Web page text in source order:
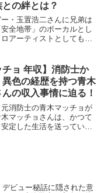
の絆とは？
・玉置浩二さんに兄弟は
全地帯」のボーカルとし
アーティストとしても唯
楽界に多大な影響を与えて
んな玉置さん...
チョ 年収】消防士か
異色の経歴を持つ青木
の収入事情に迫る！
消防士の青木マッチョが
マッチョさんは、かつて
定した生活を送っていま
ビュー秘話に隠された意